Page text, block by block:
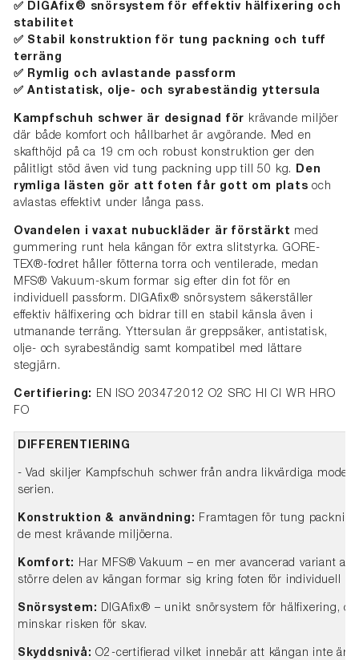
✅ DIGAfix® snörsystem för effektiv hälfixering och
stabilitet
✅ Stabil konstruktion för tung packning och tuff
terräng
✅ Rymlig och avlastande passform
✅Antistatisk, olje- och syrabeständig yttersula
Kampfschuh schwer är designad för krävande miljöer
där både komfort och hållbarhet är avgörande. Med en
skafthöjd på ca 19 cm och robust konstruktion ger den
pålitligt stöd även vid tung packning upp till 50 kg.
Den
rymliga lästen gör att foten får gott om plats och
avlastas effektivt under långa pass.
Ovandelen i vaxat nubuckläder är förstärkt med
gummering runt hela kängan för extra slitstyrka. GORE-
TEX®-fodret håller fötterna torra och ventilerade, medan
MFS® Vakuum-skum formar sig efter din fot för en
individuell passform. DIGAfix® snörsystem säkerställer
effektiv hälfixering och bidrar till en stabil känsla även i
utmanande terräng. Yttersulan är greppsäker, antistatisk,
olje- och syrabeständig samt kompatibel med lättare
stegjärn.
Certifiering:
EN ISO 20347:2012 O2 SRC HI CI WR HRO
FO
DIFFERENTIERING
- Vad skiljer Kampfschuh schwer från andra likvärdiga
serien.
Konstruktion & användning: Framtagen för tung
de mest krävande miljöerna.
Komfort:
Har MFS® Vakuum – en mer avancerad variant av
större delen av kängan formar sig kring foten för individuell
Snörsystem: DIGAfix® – unikt snörsystem för hälfixering,
minskar risken för skav.
Skyddsnivå: O2-certifierad vilket innebär att kängan inte är